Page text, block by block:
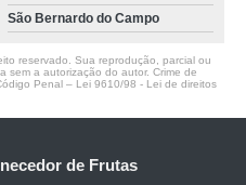
São Bernardo do Campo
reservado. Sua reprodução, parcial ou
sem a autorização do autor. Crime de
Penal – Lei 9610/98 - Lei de direitos
de Frutas